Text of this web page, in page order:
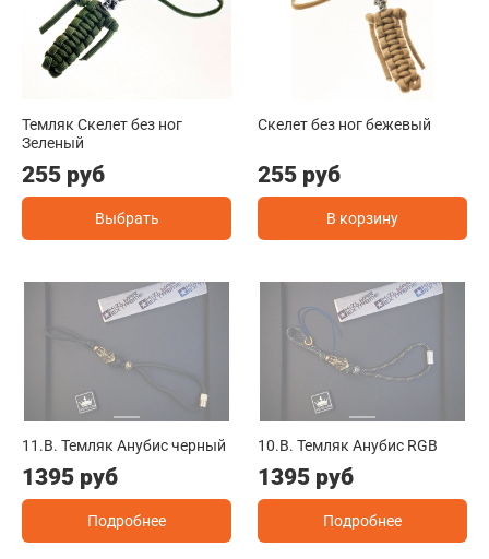
Темляк Скелет без ног
Зеленый
255 руб
Выбрать
Скелет без ног бежевый
255 руб
В корзину
11.B. Темляк Анубис черный
1395 руб
Подробнее
10.B. Темляк Анубис RGB
1395 руб
Подробнее